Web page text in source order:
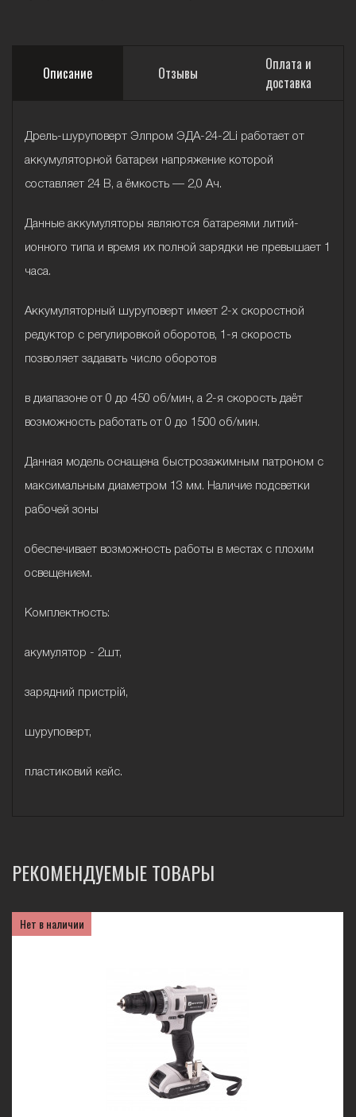
Описание Отзывы
Оплата и
доставка
Дрель-шуруповерт Элпром ЭДА-24-2Li работает от
аккумуляторной батареи напряжение которой
составляет 24 В, а ёмкость — 2,0 Ач.
Данные аккумуляторы являются батареями литий-
ионного типа и время их полной зарядки не превышает 1
часа.
Аккумуляторный шуруповерт имеет 2-х скоростной
редуктор с регулировкой оборотов, 1-я скорость
позволяет задавать число оборотов
в диапазоне от 0 до 450 об/мин, а 2-я скорость даёт
возможность работать от 0 до 1500 об/мин.
Данная модель оснащена быстрозажимным патроном с
максимальным диаметром 13 мм. Наличие подсветки
рабочей зоны
обеспечивает возможность работы в местах с плохим
освещением.
Комплектность:
акумулятор - 2шт,
зарядний пристрій,
шуруповерт,
пластиковий кейс.
РЕКОМЕНДУЕМЫЕ ТОВАРЫ
Нет в наличии